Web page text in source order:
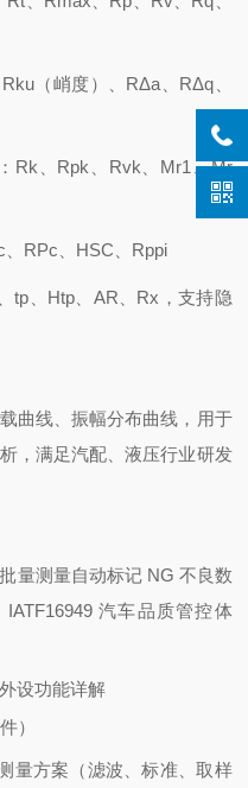
（峭度）、RΔa、RΔq、
Rk、Rpk、Rvk、Mr1、Mr
RPc、HSC、Rppi
tp、Htp、AR、Rx，支持隐
曲线、振幅分布曲线 ，用于
，满足汽配、液压行业研发
量测量自动标记 NG 不良数
汽车品质管控体
设功能详解
）
量方案（滤波、标准、取样